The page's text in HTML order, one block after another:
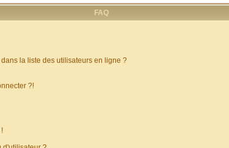
FAQ
la liste des utilisateurs en ligne ?
?!